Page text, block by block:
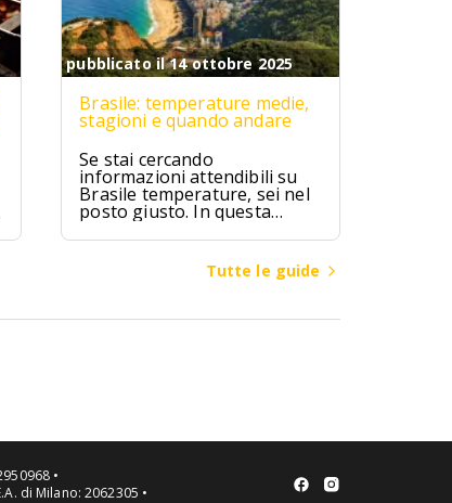
pubblicato il 14 ottobre 2025
Brasile: temperature medie,
stagioni e quando andare
Se stai cercando
informazioni attendibili su
Brasile temperature, sei nel
posto giusto. In questa
guida troverai valori medi
mensili, differenze climatiche
tra regioni (Amazzonia,
Nord-Est, Sud-Est, Sud,
quando andare in Brasile per
Tutte le guide
•
di Milano: 2062305 •